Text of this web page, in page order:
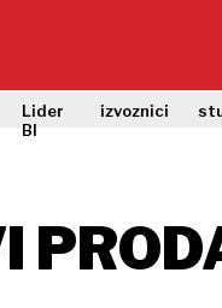
Lider
BI
izvoznici